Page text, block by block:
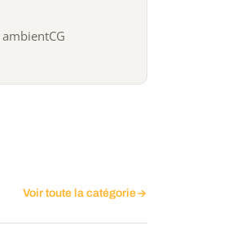
ambientCG
Voir toute la catégorie